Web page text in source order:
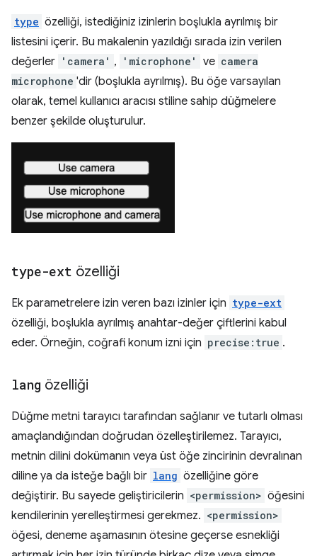
type özelliği, istediğiniz izinlerin boşlukla ayrılmış bir
listesini içerir. Bu makalenin yazıldığı sırada izin verilen
değerler 'camera' , 'microphone' ve camera
microphone 'dir (boşlukla ayrılmış). Bu öğe varsayılan
olarak, temel kullanıcı aracısı stiline sahip düğmelere
benzer şekilde oluşturulur.
type-ext özelliği
Ek parametrelere izin veren bazı izinler için type-ext
özelliği, boşlukla ayrılmış anahtar-değer çiftlerini kabul
eder. Örneğin, coğrafi konum izni için precise:true .
lang özelliği
Düğme metni tarayıcı tarafından sağlanır ve tutarlı olması
amaçlandığından doğrudan özelleştirilemez. Tarayıcı,
metnin dilini dokümanın veya üst öğe zincirinin devralınan
diline ya da isteğe bağlı bir lang özelliğine göre
değiştirir. Bu sayede geliştiricilerin <permission> öğesini
kendilerinin yerelleştirmesi gerekmez. <permission>
öğesi, deneme aşamasının ötesine geçerse esnekliği